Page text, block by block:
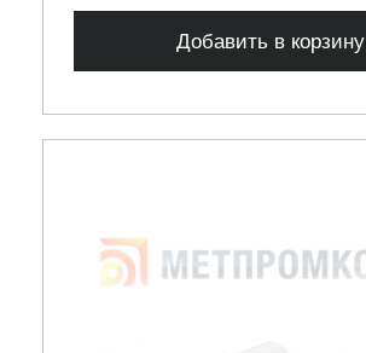
Добавить в корзину